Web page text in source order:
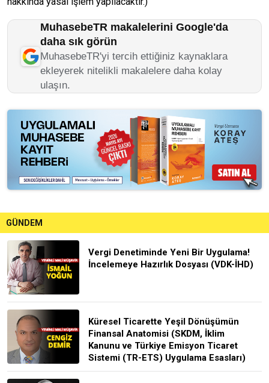
MuhasebeTR makalelerini Google'da
daha sık görün
MuhasebeTR'yi tercih ettiğiniz kaynaklara
ekleyerek nitelikli makalelere daha kolay
ulaşın.
GÜNDEM
Vergi Denetiminde Yeni Bir Uygulama!
İncelemeye Hazırlık Dosyası (VDK-İHD)
Küresel Ticarette Yeşil Dönüşümün
Finansal Anatomisi (SKDM, İklim
Kanunu ve Türkiye Emisyon Ticaret
Sistemi (TR-ETS) Uygulama Esasları)